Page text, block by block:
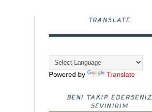
TRANSLATE
Powered by Translate
BENI TAKIP EDERSENIZ
SEVINIRIM